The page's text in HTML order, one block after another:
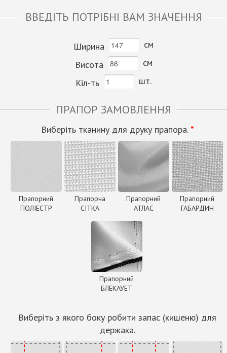
ВВЕДІТЬ ПОТРІБНІ ВАМ ЗНАЧЕННЯ
Ширина
см
Висота
см
Кіл-ть
шт.
ПРАПОР ЗАМОВЛЕННЯ
Виберіть тканину для друку прапора. *
Прапорний
ПОЛІЕСТР
Прапорна
СІТКА
Прапорний
АТЛАС
Прапорний
ГАБАРДИН
Прапорний
БЛЕКАУЕТ
Виберіть з якого боку робити запас (кишеню) для
держака.